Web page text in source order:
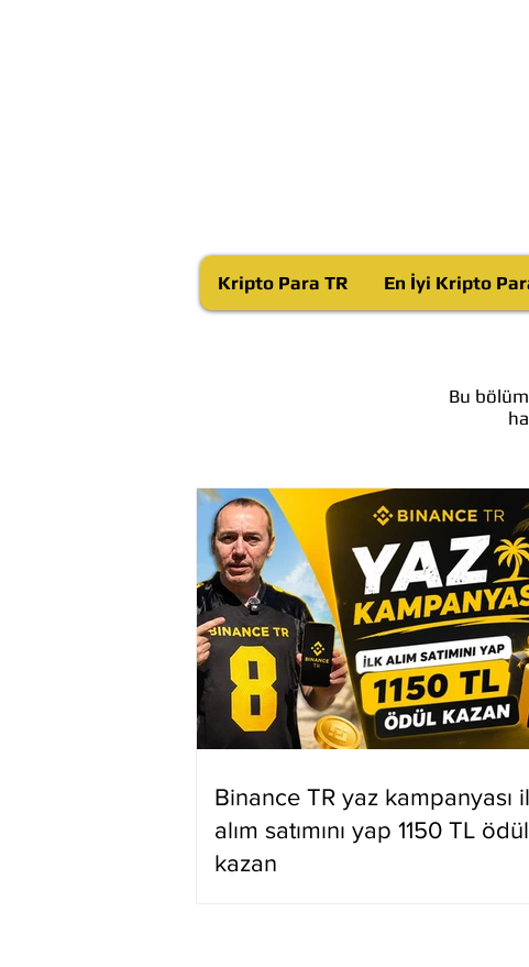
Kripto Para TR En İyi Kripto
Bu
Binance TR yaz kampanyası
alım satımını yap 1150 TL ödül
kazan